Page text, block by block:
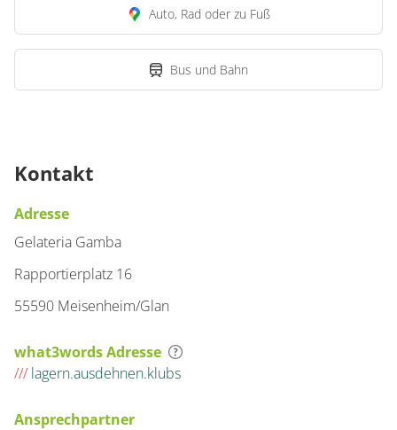
Auto, Rad oder zu Fuß
Bus und Bahn
Kontakt
Adresse
Gelateria Gamba
Rapportierplatz 16
55590 Meisenheim/Glan
what3words Adresse
/// lagern.ausdehnen.klubs
Ansprechpartner